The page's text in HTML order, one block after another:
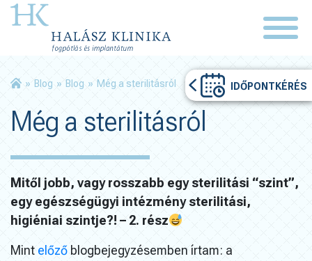
IDŐPONTKÉRÉS
» Blog » Blog » Még a sterilitásról
Még a sterilitásról
Mitől jobb, vagy rosszabb egy sterilitási “szint”,
egy egészségügyi intézmény sterilitási,
higiéniai szintje?! – 2. rész
Mint előző blogbejegyzésemben írtam: a